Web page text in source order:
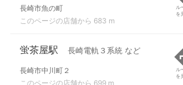
長崎市魚の町
このページの店舗から 683 m
ル
を
蛍茶屋駅 長崎電軌３系統 など
長崎市中川町２
このページの店舗から 699 m
ル
を